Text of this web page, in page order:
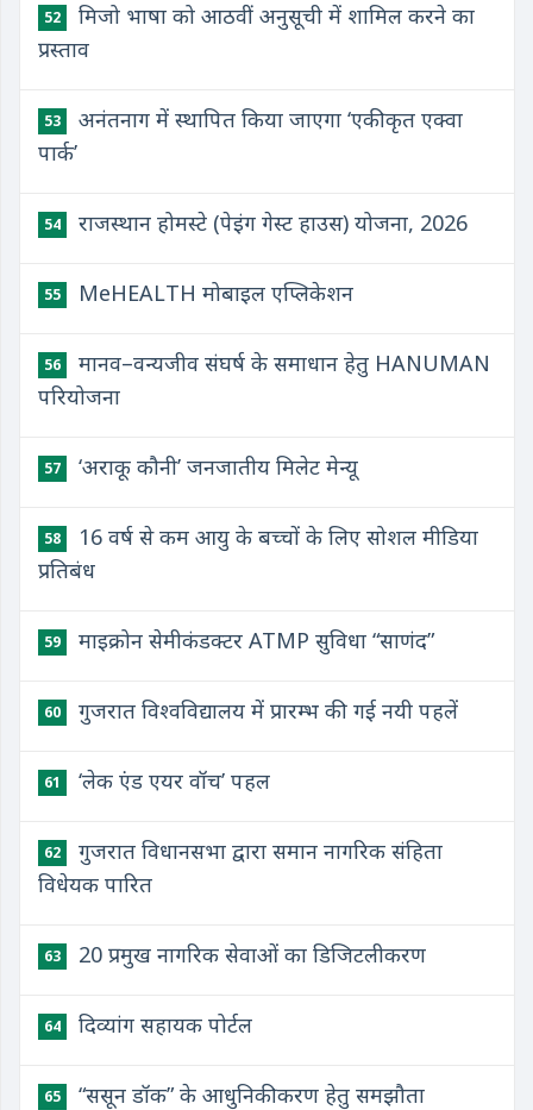
52
मिजो भाषा को आठवीं अनुसूची में शामिल करने का
प्रस्ताव
53
अनंतनाग में स्थापित किया जाएगा ‘एकीकृत एक्वा
पार्क’
54 राजस्थान होमस्टे (पेइंग गेस्ट हाउस) योजना, 2026
55 MeHEALTH मोबाइल एप्लिकेशन
56
मानव–वन्यजीव संघर्ष के समाधान हेतु HANUMAN
परियोजना
57 ‘अराकू कौनी’ जनजातीय मिलेट मेन्यू
58
16 वर्ष से कम आयु के बच्चों के लिए सोशल मीडिया
प्रतिबंध
59 माइक्रोन सेमीकंडक्टर ATMP सुविधा “साणंद”
60 गुजरात विश्वविद्यालय में प्रारम्भ की गई नयी पहलें
61 ‘लेक एंड एयर वॉच’ पहल
62
गुजरात विधानसभा द्वारा समान नागरिक संहिता
विधेयक पारित
63 20 प्रमुख नागरिक सेवाओं का डिजिटलीकरण
64 दिव्यांग सहायक पोर्टल
65 “ससून डॉक” के आधुनिकीकरण हेतु समझौता